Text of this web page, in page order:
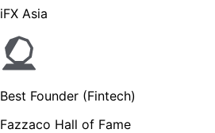
iFX Asia
Best Founder (Fintech)
Fazzaco Hall of Fame